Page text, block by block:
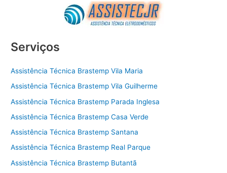
Serviços
Assistência Técnica Brastemp Vila Maria
Assistência Técnica Brastemp Vila Guilherme
Assistência Técnica Brastemp Parada Inglesa
Assistência Técnica Brastemp Casa Verde
Assistência Técnica Brastemp Santana
Assistência Técnica Brastemp Real Parque
Assistência Técnica Brastemp Butantã